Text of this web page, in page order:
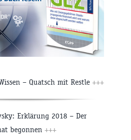
– Quatsch mit Restle +++
Erklärung 2018 – Der
begonnen +++